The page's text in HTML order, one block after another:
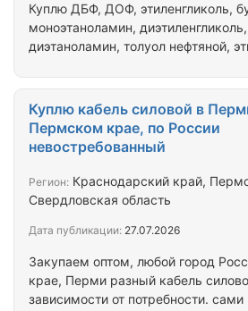
Куплю ДБФ, ДОФ, этиленгликоль,
моноэтаноламин,
диэтаноламин, толуол нефтяной,
ацетон технический, калия
кальцинированная, хромовый
купорос (медь сернокислая),
диоксид олова, изопропанол/
белила бц-ом, аммоний
неонол, нефтяной парафин.
Закупаем оптом, любой город
крае, Перми разный кабель
зависимости от потребности.
Куплю кабель силовой в
Пермском крае, по России
невостребованный
Регион: Краснодарский край,
Свердловская область
Дата публикации: 27.07.2026